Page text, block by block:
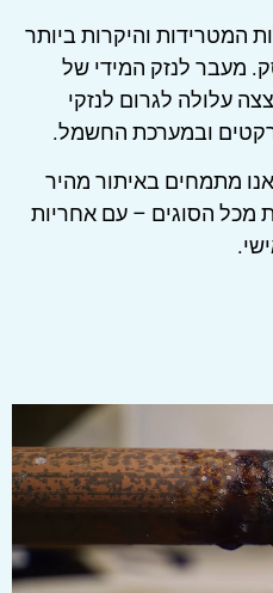
המטרידות והיקרות ביותר
מעבר לנזק המידי של
עלולה לגרום לנזקי
ובמערכת החשמל.
מתמחים באיתור מהיר
מכל הסוגים – עם אחריות